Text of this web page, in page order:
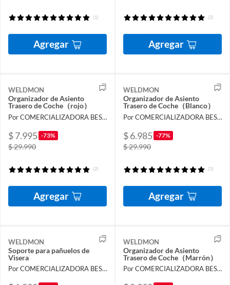
(1)
Agregar
(2)
Agregar
WELDMON
Organizador de Asiento
Trasero de Coche（rojo）
Por COMERCIALIZADORA BESTVENTA SPA
$ 7.995 -73%
$ 29.990
(2)
Agregar
WELDMON
Organizador de Asiento
Trasero de Coche（Blanco）
Por COMERCIALIZADORA BESTVENTA SPA
$ 6.985 -77%
$ 29.990
(1)
Agregar
WELDMON
Soporte para pañuelos de
Visera
Por COMERCIALIZADORA BESTVENTA SPA
WELDMON
Organizador de Asiento
Trasero de Coche（Marrón）
Por COMERCIALIZADORA BESTVENTA SPA